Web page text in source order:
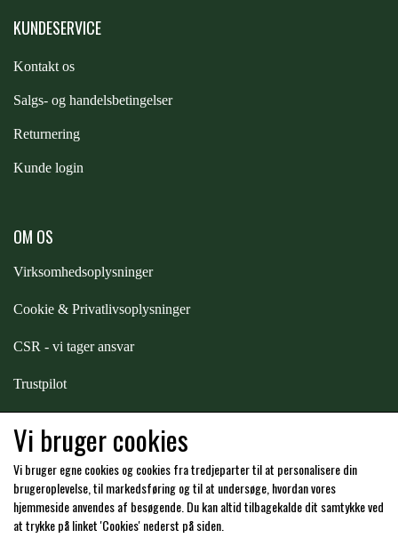
PREMIER EQUINE BENBESKYTTELSE
PREMIER EQUINE TRANSPORT
PREMIER EQUINE GROOMING & STALD
PREMIER EQUINE RYTTER
NAF
PREMIER EQUINE
RACING TACK
KUNDESERVICE
Kontakt os
Salgs- og handelsbetingelser
Returnering
Kunde login
OM OS
Virksomhedsoplysninger
Cookie & Privatlivsoplysninger
CSR - vi tager ansvar
Trustpilot
Hos os kan du betale med:
Vi bruger cookies
Vi bruger egne cookies og cookies fra tredjeparter til at personalisere din
brugeroplevelse, til markedsføring og til at undersøge, hvordan vores
hjemmeside anvendes af besøgende. Du kan altid tilbagekalde dit samtykke ved
at trykke på linket 'Cookies' nederst på siden.